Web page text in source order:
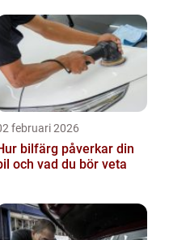
februari 2026
bilfärg påverkar din
och vad du bör veta